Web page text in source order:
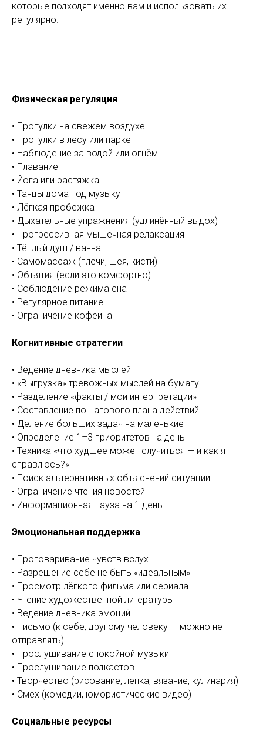
которые подходят именно вам и использовать их
регулярно.
Физическая регуляция
• Прогулки на свежем воздухе
• Прогулки в лесу или парке
• Наблюдение за водой или огнём
• Плавание
• Йога или растяжка
• Танцы дома под музыку
• Лёгкая пробежка
• Дыхательные упражнения (удлинённый выдох)
• Прогрессивная мышечная релаксация
• Тёплый душ / ванна
• Самомассаж (плечи, шея, кисти)
• Объятия (если это комфортно)
• Соблюдение режима сна
• Регулярное питание
• Ограничение кофеина
Когнитивные стратегии
• Ведение дневника мыслей
• «Выгрузка» тревожных мыслей на бумагу
• Разделение «факты / мои интерпретации»
• Составление пошагового плана действий
• Деление больших задач на маленькие
• Определение 1–3 приоритетов на день
• Техника «что худшее может случиться — и как я
справлюсь?»
• Поиск альтернативных объяснений ситуации
• Ограничение чтения новостей
• Информационная пауза на 1 день
Эмоциональная поддержка
• Проговаривание чувств вслух
• Разрешение себе не быть «идеальным»
• Просмотр лёгкого фильма или сериала
• Чтение художественной литературы
• Ведение дневника эмоций
• Письмо (к себе, другому человеку — можно не
отправлять)
• Прослушивание спокойной музыки
• Прослушивание подкастов
• Творчество (рисование, лепка, вязание, кулинария)
• Смех (комедии, юмористические видео)
Социальные ресурсы